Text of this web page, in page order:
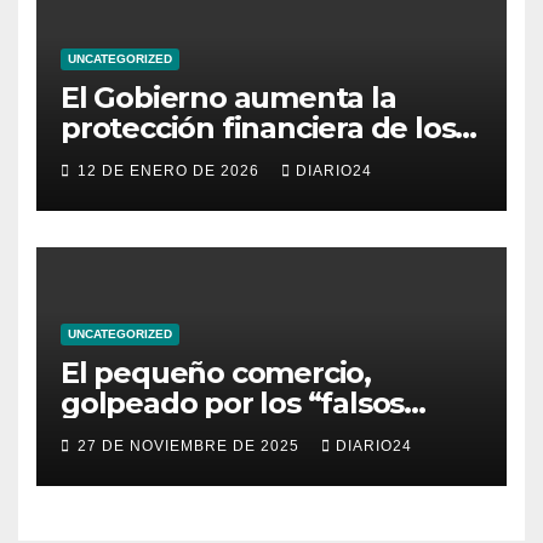
UNCATEGORIZED
El Gobierno aumenta la
protección financiera de los
consumidores con límites a
los intereses del crédito al
consumo para evitar el
sobreendeudamiento
12 DE ENERO DE 2026 DIARIO24
UNCATEGORIZED
El pequeño comercio,
golpeado por los “falsos
descuentos” del Black Friday
de las grandes cadenas
27 DE NOVIEMBRE DE 2025 DIARIO24